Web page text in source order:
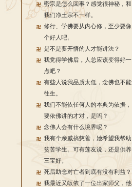
密宗是怎么回事？感觉很神秘，和
我们净土宗不一样。
修行、学佛要从内心修，至少要像
个好人吧。
是不是要开悟的人才能讲法？
我觉得学佛后，人总应该变得好一
点吧？
有些人说我品质太低，念佛也不能
往生。
我们不能依任何人的本典为依据，
要依佛讲的才对，是吗？
念佛人会有什么境界呢？
我有个亲戚搞慈善，她希望我帮助
贫苦学生。可有莲友说，还是供养
三宝好。
死后助念对亡者到底有没有利益？
我最近又皈依了一位出家师父，他